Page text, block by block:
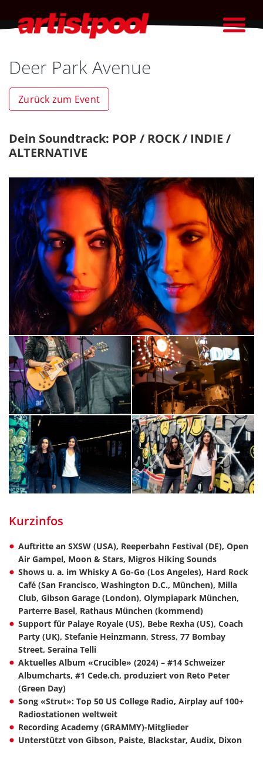
Deer Park Avenue
Zurück zum Event
Dein Soundtrack: POP / ROCK / INDIE /
ALTERNATIVE
Kurzinfos
Auftritte an SXSW (USA), Reeperbahn Festival (DE), Open
Air Gampel, Moon & Stars, Migros Hiking Sounds
Shows u. a. im Whisky A Go-Go (Los Angeles), Hard Rock
Café (San Francisco, Washington D.C., München), Milla
Club, Gibson Garage (London), Olympiapark München,
Parterre Basel, Rathaus München (kommend)
Support für Palaye Royale (US), Bebe Rexha (US), Coach
Party (UK), Stefanie Heinzmann, Stress, 77 Bombay
Street, Seraina Telli
Aktuelles Album «Crucible» (2024) – #14 Schweizer
Albumcharts, #1 Cede.ch, produziert von Reto Peter
(Green Day)
Song «Strut»: Top 50 US College Radio, Airplay auf 100+
Radiostationen weltweit
Recording Academy (GRAMMY)-Mitglieder
Unterstützt von Gibson, Paiste, Blackstar, Audix, Dixon